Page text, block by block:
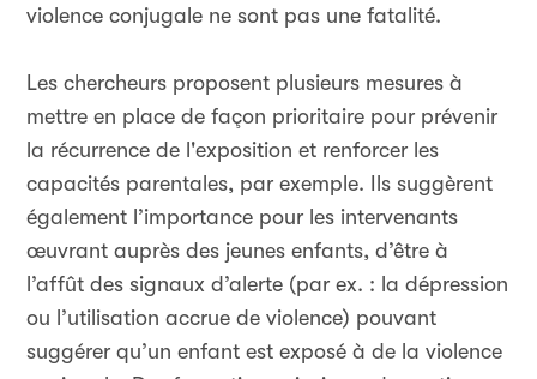
violence conjugale ne sont pas une fatalité.
Les chercheurs proposent plusieurs mesures à
mettre en place de façon prioritaire pour prévenir
la récurrence de l'exposition et renforcer les
capacités parentales, par exemple. Ils suggèrent
également l’importance pour les intervenants
œuvrant auprès des jeunes enfants, d’être à
l’affût des signaux d’alerte (par ex. : la dépression
ou l’utilisation accrue de violence) pouvant
suggérer qu’un enfant est exposé à de la violence